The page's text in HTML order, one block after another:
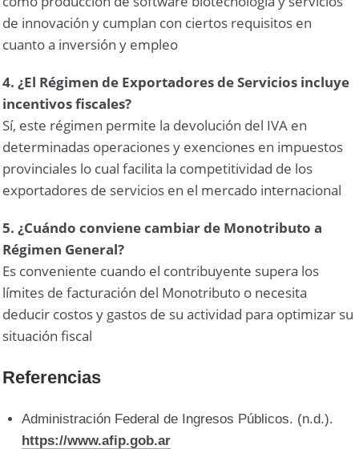
de innovación y cumplan con ciertos requisitos en
cuanto a inversión y empleo
4. ¿El Régimen de Exportadores de Servicios incluye
incentivos fiscales?
Sí, este régimen permite la devolución del IVA en
determinadas operaciones y exenciones en impuestos
provinciales lo cual facilita la competitividad de los
exportadores de servicios en el mercado internacional
5. ¿Cuándo conviene cambiar de Monotributo a
Régimen General?
Es conveniente cuando el contribuyente supera los
límites de facturación del Monotributo o necesita
deducir costos y gastos de su actividad para optimizar su
situación fiscal
Referencias
Administración Federal de Ingresos Públicos. (n.d.).
https://www.afip.gob.ar